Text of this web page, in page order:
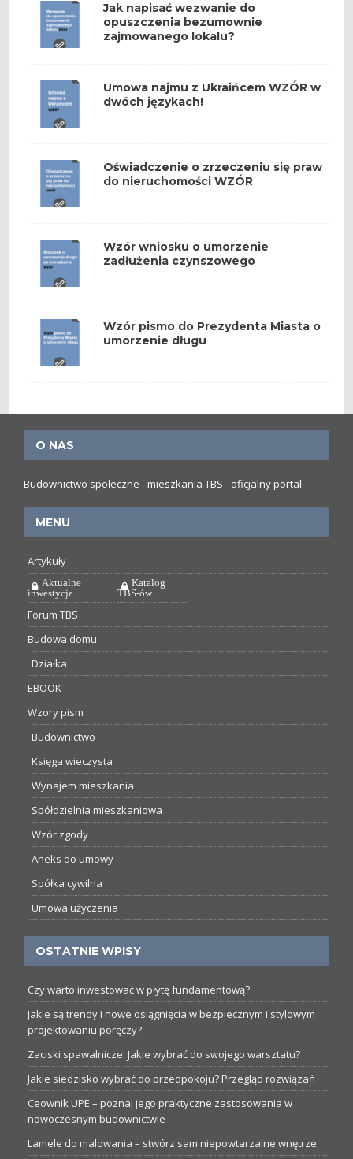
Jak napisać wezwanie do
opuszczenia bezumownie
zajmowanego lokalu?
Umowa najmu z Ukraińcem WZÓR w
dwóch językach!
Oświadczenie o zrzeczeniu się praw
do nieruchomości WZÓR
Wzór wniosku o umorzenie
zadłużenia czynszowego
Wzór pismo do Prezydenta Miasta o
umorzenie długu
O NAS
Budownictwo społeczne - mieszkania TBS - oficjalny portal.
MENU
Artykuły
Aktualne
inwestycje
Katalog
TBS-ów
Forum TBS
Budowa domu
Działka
EBOOK
Wzory pism
Budownictwo
Księga wieczysta
Wynajem mieszkania
Spółdzielnia mieszkaniowa
Wzór zgody
Aneks do umowy
Spółka cywilna
Umowa użyczenia
OSTATNIE WPISY
Czy warto inwestować w płytę fundamentową?
Jakie są trendy i nowe osiągnięcia w bezpiecznym i stylowym
projektowaniu poręczy?
Zaciski spawalnicze. Jakie wybrać do swojego warsztatu?
Jakie siedzisko wybrać do przedpokoju? Przegląd rozwiązań
Ceownik UPE – poznaj jego praktyczne zastosowania w
nowoczesnym budownictwie
Lamele do malowania – stwórz sam niepowtarzalne wnętrze